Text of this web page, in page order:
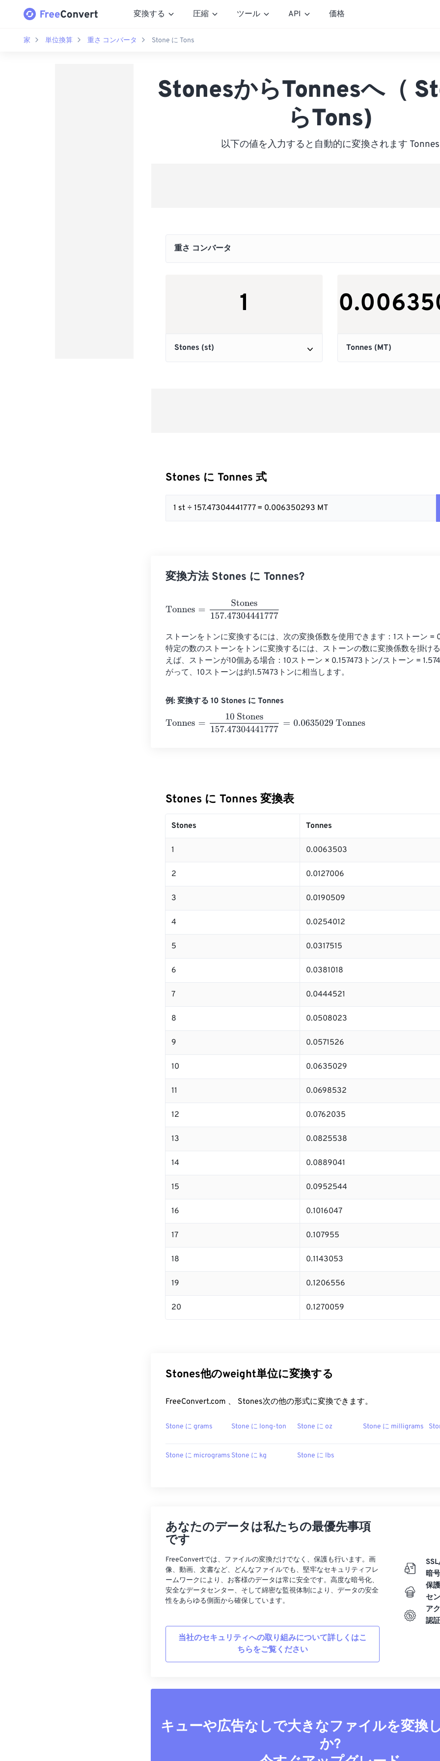
変換する 圧縮 ツール API 価格
家 単位換算 重さ コンバータ Stone に Tons
StonesからTonnesへ（
らTons)
以下の値を入力すると自動的に変換されます Tonnes
Stones に Tonnes 式
1 st ÷ 157.47304441777 = 0.006350293 MT
変換方法 Stones に Tonnes?
Tonnes 157.47304441777
ストーンをトンに変換するには、次の変換係数を使用できます：1ストーン =
特定の数のストーンをトンに変換するには、ストーンの数に変換係数を掛け
えば、ストーンが10個ある場合：10ストーン × 0.157473トン/ストーン =
がって、10ストーンは約1.57473トンに相当します。
例: 変換する 10 Stones に Tonnes
Tonnes
10 Stones157.47304441777 = 0.0635029 Tonnes
Stones に Tonnes 変換表
Stones Tonnes
1 0.0063503
2 0.0127006
3 0.0190509
4 0.0254012
5 0.0317515
6 0.0381018
7 0.0444521
8 0.0508023
9 0.0571526
10 0.0635029
11 0.0698532
12 0.0762035
13 0.0825538
14 0.0889041
15 0.0952544
16 0.1016047
17 0.107955
18 0.1143053
19 0.1206556
20 0.1270059
Stones他のweight単位に変換する
FreeConvert.com 、 Stones次の他の形式に変換できます。
Stone に grams Stone に long-ton Stone に oz Stone に milligrams
Stone に micrograms Stone に kg Stone に lbs
あなたのデータは私たちの最優先事項
です
FreeConvertでは、ファイルの変換だけでなく、保護も行います。画
像、動画、文書など、どんなファイルでも、堅牢なセキュリティフレ
ームワークにより、お客様のデータは常に安全です。高度な暗号化、
安全なデータセンター、そして綿密な監視体制により、データの安全
性をあらゆる側面から確保しています。
当社のセキュリティへの取り組みについて詳しくはこ
ちらをご覧ください
暗
保
セ
ア
認証
キューや広告なしで大きなファイルを変換
か?